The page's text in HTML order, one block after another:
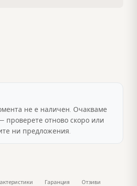
не е наличен. Очакваме
проверете отново скоро или
ни предложения.
Гаранция Отзиви